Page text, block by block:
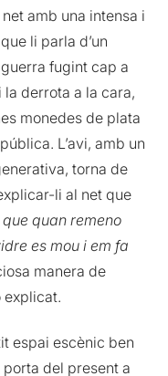
amb una intensa i
li parla d’un
fugint cap a
derrota a la cara,
monedes de plata
L’avi, amb un
torna de
li al net que
quan remeno
es mou i em fa
manera de
explicat.
espai escènic ben
porta del present a